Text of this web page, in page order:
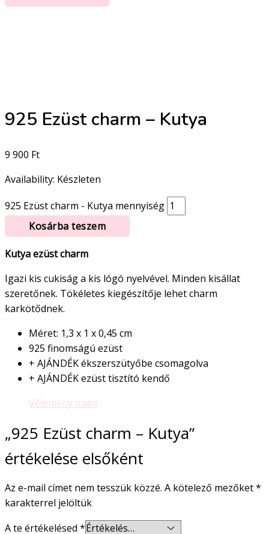
925 Ezüst charm – Kutya
9 900 Ft
Availability: Készleten
925 Ezüst charm - Kutya mennyiség
Kosárba teszem
Kutya ezüst charm
Igazi kis cukiság a kis lógó nyelvével. Minden kisállat
szeretőnek. Tökéletes kiegészítője lehet charm
karkötődnek.
Méret: 1,3 x 1 x 0,45 cm
925 finomságú ezüst
+ AJÁNDÉK ékszerszütyőbe csomagolva
+ AJÁNDÉK ezüst tisztító kendő
Vélemény írása
„925 Ezüst charm – Kutya”
értékelése elsőként
Az e-mail címet nem tesszük közzé. A kötelező mezőket*
karakterrel jelöltük
A te értékelésed *